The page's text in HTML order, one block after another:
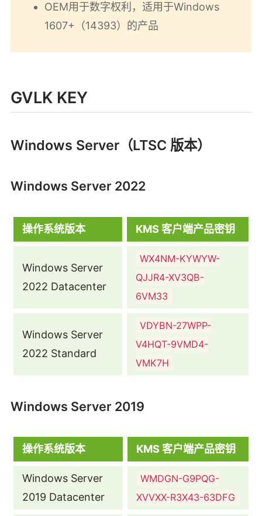
OEM用于数字权利，适用于Windows
1607+（14393）的产品
GVLK KEY
Windows Server（LTSC 版本）
Windows Server 2022
操作系统版本 KMS 客户端产品密钥
Windows Server
2022 Datacenter
WX4NM-KYWYW-
QJJR4-XV3QB-
6VM33
Windows Server
2022 Standard
VDYBN-27WPP-
V4HQT-9VMD4-
VMK7H
Windows Server 2019
操作系统版本 KMS 客户端产品密钥
Windows Server
2019 Datacenter
WMDGN-G9PQG-
XVVXX-R3X43-63DFG